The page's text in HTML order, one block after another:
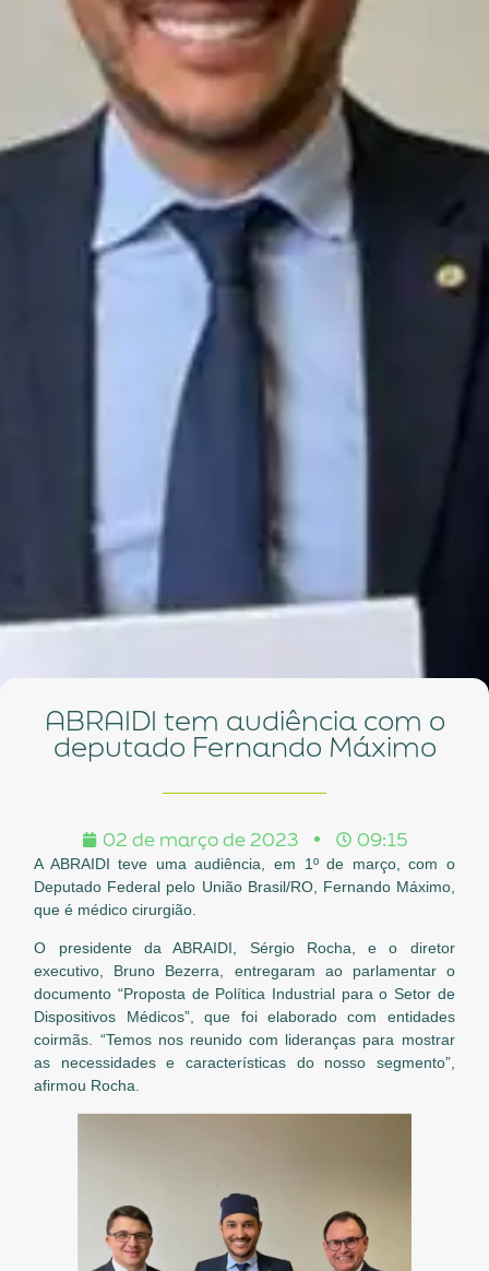
ABRAIDI tem audiência com o
deputado Fernando Máximo
02 de março de 2023 09:15
A ABRAIDI teve uma audiência, em 1º de março, com o
Deputado Federal pelo União Brasil/RO, Fernando Máximo,
que é médico cirurgião.
O presidente da ABRAIDI, Sérgio Rocha, e o diretor
executivo, Bruno Bezerra, entregaram ao parlamentar o
documento “Proposta de Política Industrial para o Setor de
Dispositivos Médicos”, que foi elaborado com entidades
coirmãs. “Temos nos reunido com lideranças para mostrar
as necessidades e características do nosso segmento”,
afirmou Rocha.